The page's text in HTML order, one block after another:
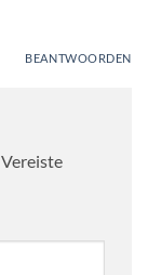
BEANTWOORDEN
Vereiste